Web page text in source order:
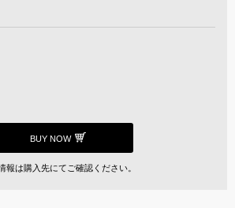
BUY NOW
報は購入先にてご確認ください。